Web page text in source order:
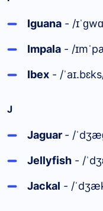
Iguana - /ɪˈɡw
Impala - /ɪmˈ
Ibex - /ˈaɪ
J
Jaguar - /ˈdʒæ
Jellyfish - /ˈ
Jackal - /ˈ